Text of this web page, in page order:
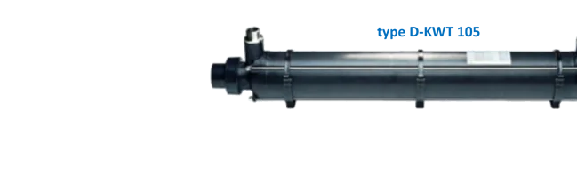
Κατάλογος Επεξεργασίας Νερού